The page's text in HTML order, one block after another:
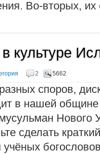
Во-вторых, их
культуре
2 5662
споров,
в нашей
Нового
сделать
учёных